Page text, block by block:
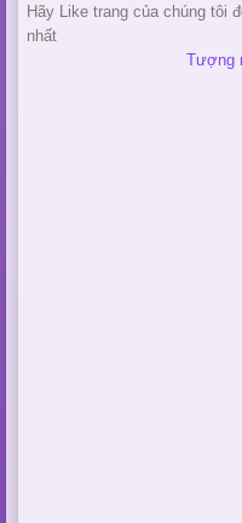
Hãy Like trang của chúng tôi
nhất
Tượng